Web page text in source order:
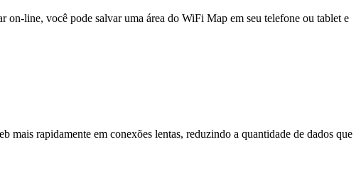
on-line, você pode salvar uma área do WiFi Map em seu telefone ou tablet e
rapidamente em conexões lentas, reduzindo a quantidade de dados que